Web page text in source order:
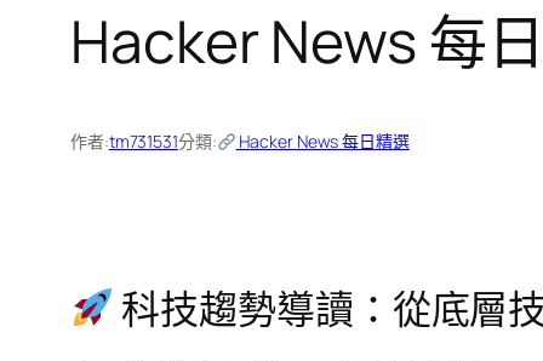
Hacker News 每
作者:tm731531分類: Hacker News 每日精選
科技趨勢導讀：從底層